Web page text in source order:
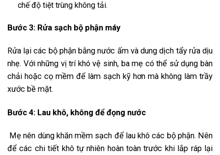
chế độ tiệt trùng không tải.
Bước 3: Rửa sạch bộ phận máy
Rửa lại các bộ phận bằng nước ấm và dung dịch tẩy rửa dịu
nhẹ. Với những vị trí khó vệ sinh, ba mẹ có thể sử dụng bàn
chải hoặc cọ mềm để làm sạch kỹ hơn mà không làm trầy
xước bề mặt.
Bước 4: Lau khô, không để đọng nước
Mẹ nên dùng khăn mềm sạch để lau khô các bộ phận. Nên
để các chi tiết khô tự nhiên hoàn toàn trước khi lắp ráp lại